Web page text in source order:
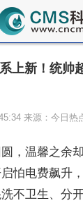
上新！统帅
来源：今日热
，温馨之余
怕电费飙升
不卫生、分